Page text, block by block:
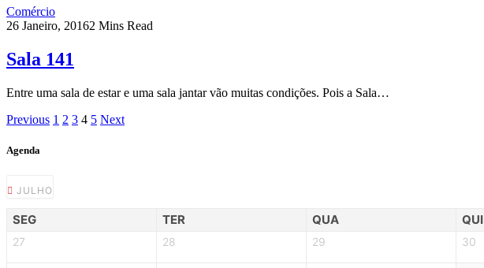
Comércio
26 Janeiro, 20162 Mins Read
Sala 141
Entre uma sala de estar e uma sala jantar vão muitas condições. Pois a Sala…
Previous 1 2 3 4 5 Next
Agenda
JULHO
SEG TER QUA QUI
27 28 29 30